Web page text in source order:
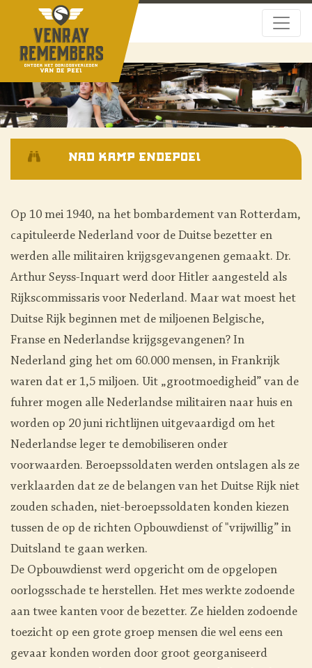
NAD kamp Endepoel
Op 10 mei 1940, na het bombardement van Rotterdam,
capituleerde Nederland voor de Duitse bezetter en
werden alle militairen krijgsgevangenen gemaakt. Dr.
Arthur Seyss-Inquart werd door Hitler aangesteld als
Rijkscommissaris voor Nederland. Maar wat moest het
Duitse Rijk beginnen met de miljoenen Belgische,
Franse en Nederlandse krijgsgevangenen? In
Nederland ging het om 60.000 mensen, in Frankrijk
waren dat er 1,5 miljoen. Uit „grootmoedigheid” van de
fuhrer mogen alle Nederlandse militairen naar huis en
worden op 20 juni richtlijnen uitgevaardigd om het
Nederlandse leger te demobiliseren onder
voorwaarden. Beroepssoldaten werden ontslagen als ze
verklaarden dat ze de belangen van het Duitse Rijk niet
zouden schaden, niet-beroepssoldaten konden kiezen
tussen de op de richten Opbouwdienst of "vrijwillig” in
Duitsland te gaan werken.
De Opbouwdienst werd opgericht om de opgelopen
oorlogsschade te herstellen. Het mes werkte zodoende
aan twee kanten voor de bezetter. Ze hielden zodoende
toezicht op een grote groep mensen die wel eens een
gevaar konden worden door groot georganiseerd